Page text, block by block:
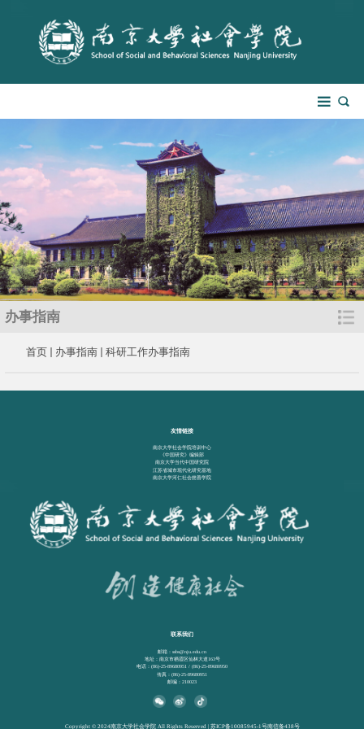
办事指南
首页 办事指南 科研工作办事指南
友情链接
南京大学社会学院培训中心
《中国研究》编辑部
南京大学当代中国研究院
江苏省城市现代化研究基地
南京大学河仁社会慈善学院
联系我们
邮箱：ssbs@nju.edu.cn
地址：南京市栖霞区仙林大道163号
电话：(86)-25-89680951 / (86)-25-89680950
传真：(86)-25-89680951
邮编：210023
Copyright © 2024南京大学社会学院 All Rights Reserved | 苏ICP备10085945-1号南信备438号